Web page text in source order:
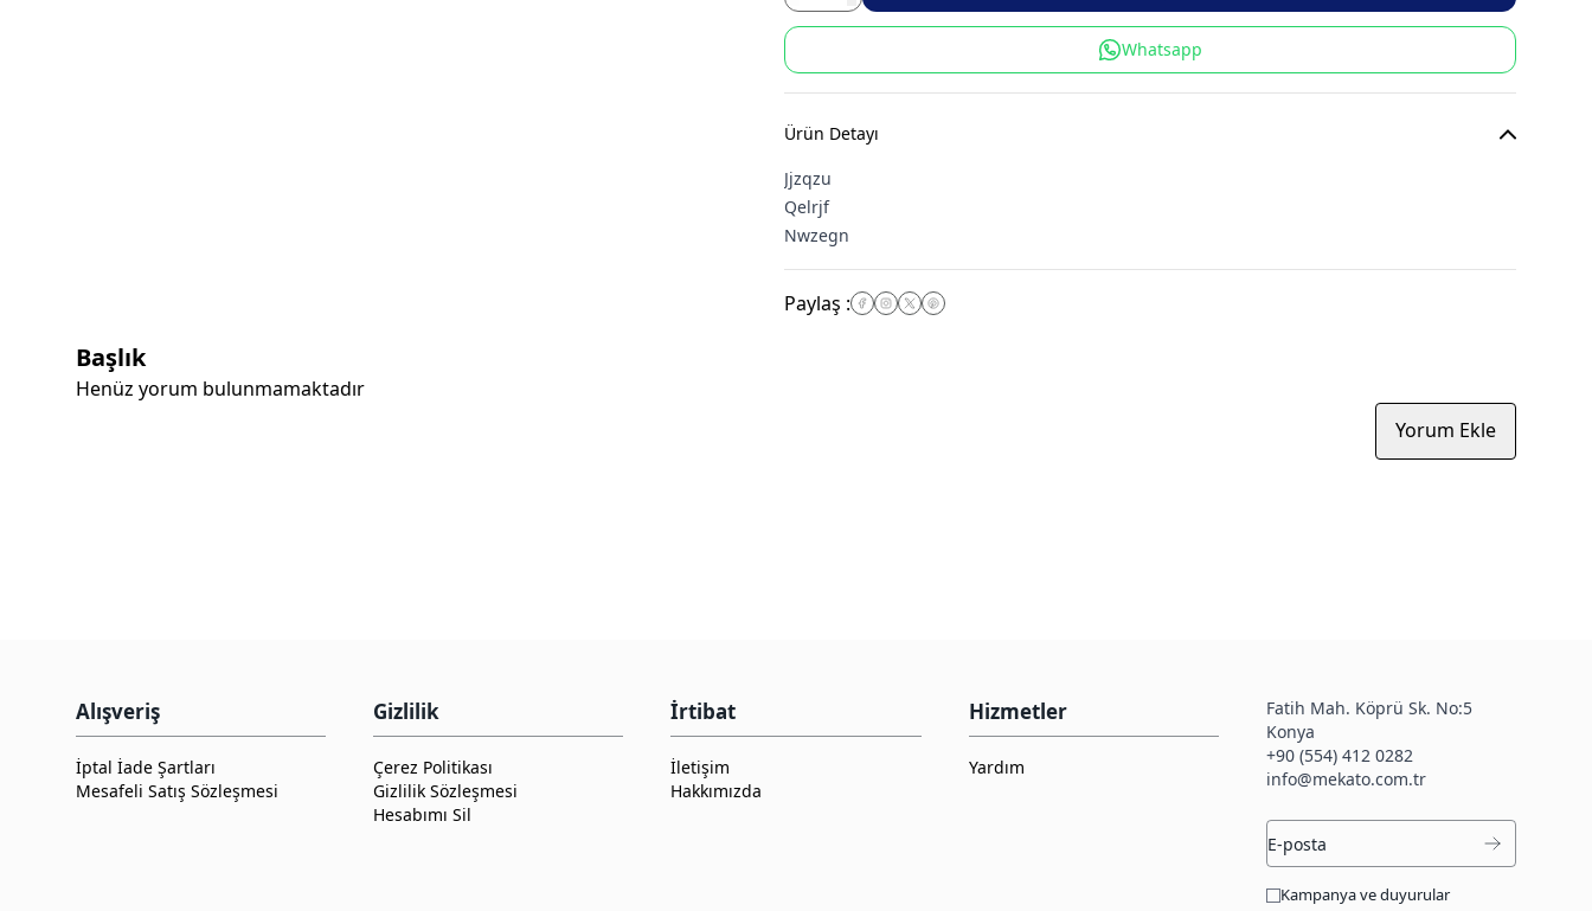
Whatsapp
Ürün Detayı
Paylaş :
Başlık
Henüz yorum bulunmamaktadır
Yorum Ekle
Alışveriş
İptal İade Şartları
Mesafeli Satış Sözleşmesi
Gizlilik
Çerez Politikası
Gizlilik Sözleşmesi
Hesabımı Sil
İrtibat
İletişim
Hakkımızda
Hizmetler
Yardım
Fatih Mah. Köprü Sk. No:5
Konya
+90 (554) 412 0282
info@mekato.com.tr
Kampanya ve duyurular